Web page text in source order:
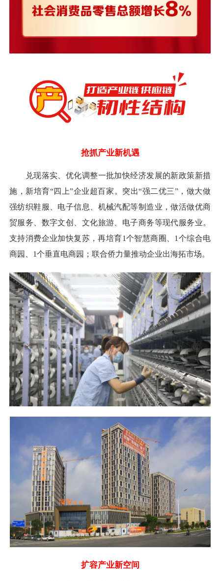
抢抓产业新机遇
兑现落实、优化调整一批加快经济发展的新政策新措
施，新培育“四上”企业超百家。突出“强二优三”，做大做
强纺织鞋服、电子信息、机械汽配等制造业，做活做优商
贸服务、数字文创、文化旅游、电子商务等现代服务业。
支持消费企业加快复苏，再培育1个智慧商圈、1个综合电
商园、1个垂直电商园；联合侨力量推动企业出海拓市场。
扩容产业新空间